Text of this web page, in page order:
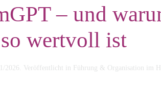
– und
so wertvoll ist
2026. Veröffentlicht in Führung & Organisation im